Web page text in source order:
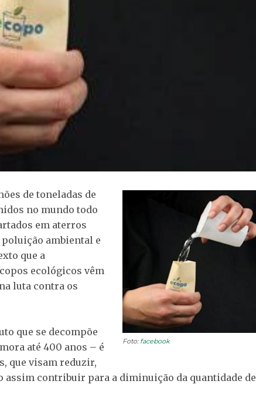
Foto: facebook
de toneladas de
no mundo todo
em aterros
ambiental e
que a
ecológicos vêm
luta contra os
que se decompõe
até 400 anos – é
que visam reduzir,
contribuir para a diminuição da quantidade de